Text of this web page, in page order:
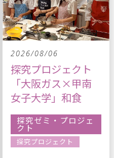
2026/08/06
探究プロジェクト
「大阪ガス×甲南
女子大学」和食
探究ゼミ・プロジェ
クト
探究プロジェクト